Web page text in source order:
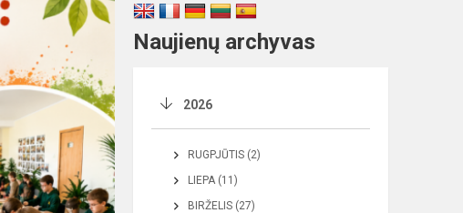
Naujienų archyvas
2026
RUGPJŪTIS (2)
LIEPA (11)
BIRŽELIS (27)